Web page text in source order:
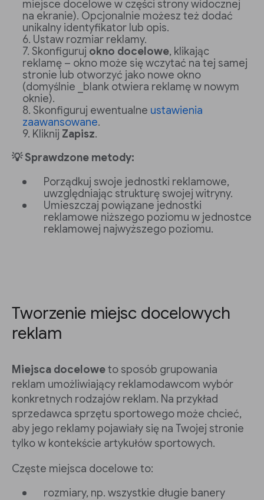
miejsce docelowe w części strony widocznej
na ekranie). Opcjonalnie możesz też dodać
unikalny identyfikator lub opis.
Ustaw rozmiar reklamy.
Skonfiguruj okno docelowe, klikając
reklamę – okno może się wczytać na tej samej
stronie lub otworzyć jako nowe okno
(domyślnie _blank otwiera reklamę w nowym
oknie).
Skonfiguruj ewentualne ustawienia
zaawansowane.
Kliknij Zapisz.
💡 Sprawdzone metody:
Porządkuj swoje jednostki reklamowe,
uwzględniając strukturę swojej witryny.
Umieszczaj powiązane jednostki
reklamowe niższego poziomu w jednostce
reklamowej najwyższego poziomu.
Tworzenie miejsc docelowych
reklam
Miejsca doceloweto sposób grupowania
reklam umożliwiający reklamodawcom wybór
konkretnych rodzajów reklam. Na przykład
sprzedawca sprzętu sportowego może chcieć,
aby jego reklamy pojawiały się na Twojej stronie
tylko w kontekście artykułów sportowych.
Częste miejsca docelowe to:
rozmiary, np. wszystkie długie banery